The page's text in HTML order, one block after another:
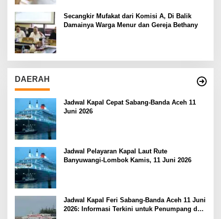
Secangkir Mufakat dari Komisi A, Di Balik
Damainya Warga Menur dan Gereja Bethany
DAERAH
Jadwal Kapal Cepat Sabang-Banda Aceh 11
Juni 2026
Jadwal Pelayaran Kapal Laut Rute
Banyuwangi-Lombok Kamis, 11 Juni 2026
Jadwal Kapal Feri Sabang-Banda Aceh 11 Juni
2026: Informasi Terkini untuk Penumpang dan